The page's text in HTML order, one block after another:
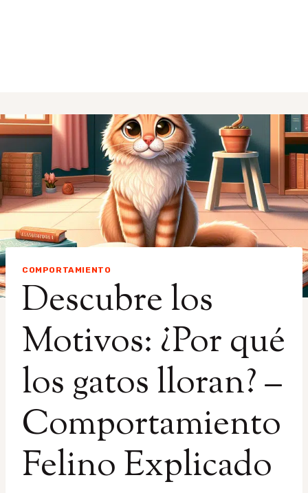
COMPORTAMIENTO
Descubre los
Motivos: ¿Por qué
los gatos lloran? –
Comportamiento
Felino Explicado